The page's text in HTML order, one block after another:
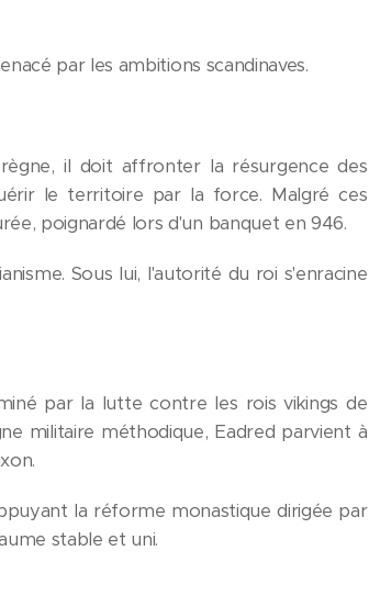
par les ambitions scandinaves.
il doit affronter la résurgence des
le territoire par la force. Malgré ces
poignardé lors d'un banquet en 946.
Sous lui, l'autorité du roi s'enracine
par la lutte contre les rois vikings de
militaire méthodique, Eadred parvient à
la réforme monastique dirigée par
stable et uni.